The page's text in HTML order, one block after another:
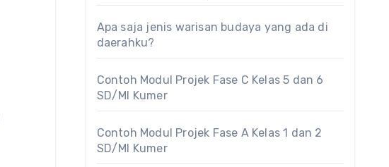
Apa saja jenis warisan budaya yang ada di
daerahku?
Contoh Modul Projek Fase C Kelas 5 dan 6
SD/MI Kumer
Contoh Modul Projek Fase A Kelas 1 dan 2
SD/MI Kumer